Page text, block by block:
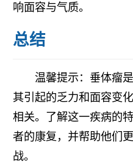
响面容与气质。
总结
温馨提示：垂体瘤
其引起的乏力和面容变
相关。了解这一疾病的
者的康复，并帮助他们
战。